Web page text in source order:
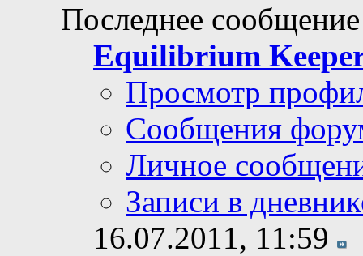
Последнее
Equilibrium
Просмотр
Сообщения
Личное
Записи в
16.07.2011, 11:59